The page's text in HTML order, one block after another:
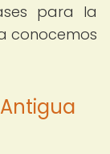
para la
conocemos